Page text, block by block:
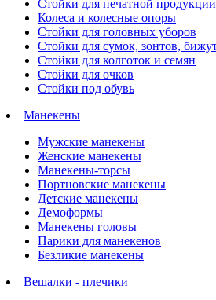
Стойки для печатной продукции
Колеса и колесные опоры
Стойки для головных уборов
Стойки для сумок, зонтов,
Стойки для колготок и семян
Стойки для очков
Стойки под обувь
Манекены
Мужские манекены
Женские манекены
Манекены-торсы
Портновские манекены
Детские манекены
Демоформы
Манекены головы
Парики для манекенов
Безликие манекены
Вешалки - плечики